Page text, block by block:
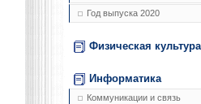
Год выпуска 2020
Физическая культура
Информатика
Коммуникации и связь